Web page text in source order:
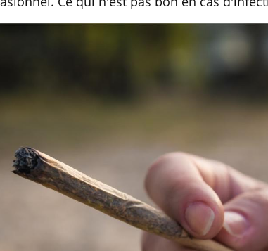
: un cas
chez un touriste écrans en
Toujours
comment le travail
empiète de plus
sur nos soirées